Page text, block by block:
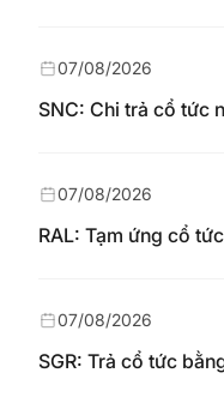
SNC: Chi trả cổ tức
07/08/2026
RAL: Tạm ứng cổ
07/08/2026
SGR: Trả cổ tức
07/08/2026